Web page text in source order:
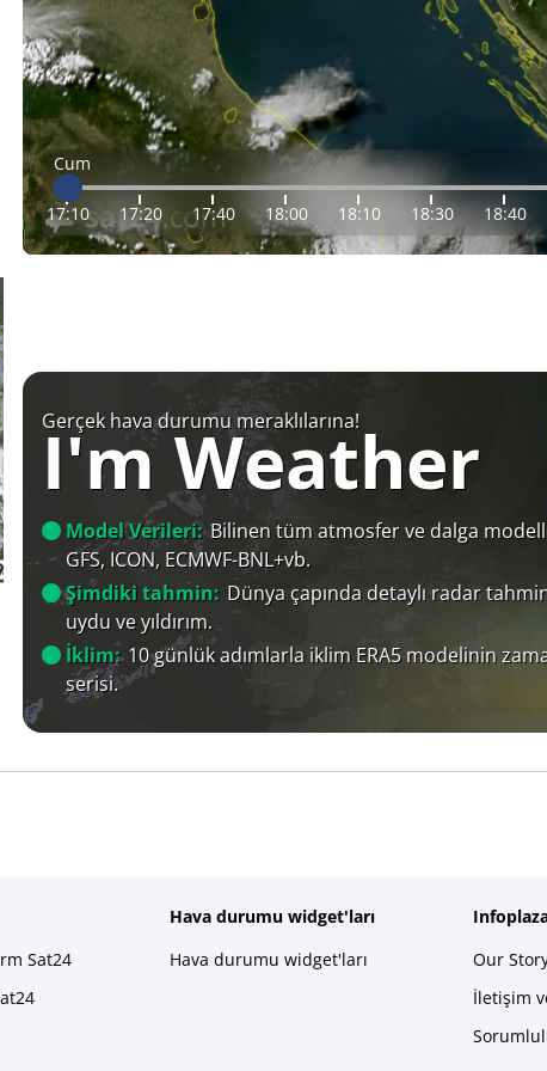
Cum
17:10 17:20 17:40 18:00 18:10 18:30 18:40
Gerçek hava durumu meraklılarına!
I'm Weather
Model Verileri: Bilinen tüm atmosfer ve dalga
GFS, ICON, ECMWF-BNL+vb.
Şimdiki tahmin: Dünya çapında detaylı radar
uydu ve yıldırım.
İklim: 10 günlük adımlarla iklim ERA5 modelinin
serisi.
Sat24
Hava durumu widget'ları
Hava durumu widget'ları
Our
İletişim